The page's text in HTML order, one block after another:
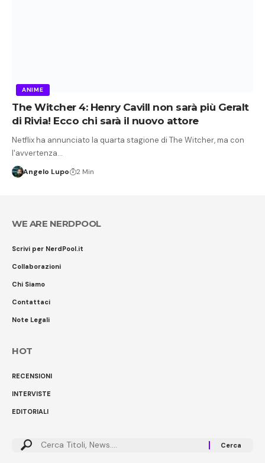
ANIME
The Witcher 4: Henry Cavill non sarà più Geralt
di Rivia! Ecco chi sarà il nuovo attore
Netflix ha annunciato la quarta stagione di The Witcher, ma con
l'avvertenza…
Angelo Lupo 2 Min
WE ARE NERDPOOL
Scrivi per NerdPool.it
Collaborazioni
Chi Siamo
Contattaci
Note Legali
HOT
RECENSIONI
INTERVISTE
EDITORIALI
Cerca: